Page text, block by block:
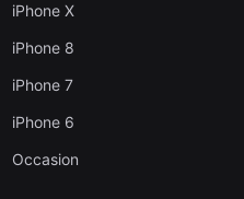
iPhone X
iPhone 8
iPhone 7
iPhone 6
Occasion